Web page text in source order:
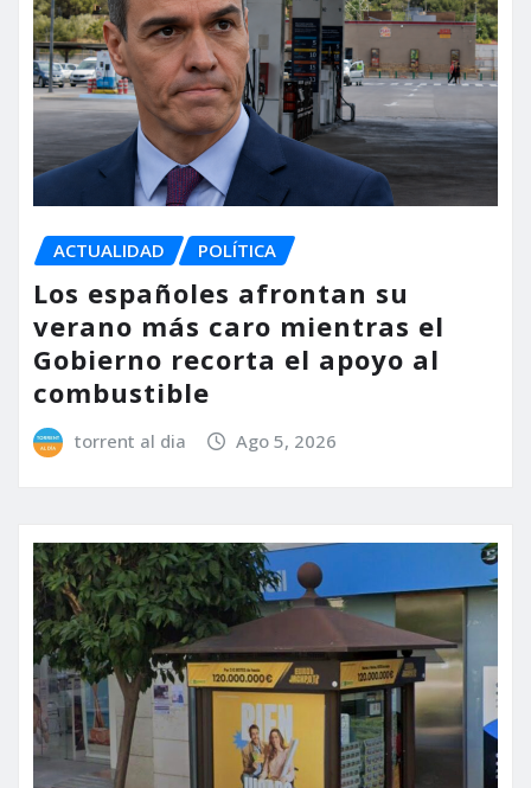
ACTUALIDAD POLÍTICA
Los españoles afrontan su
verano más caro mientras el
Gobierno recorta el apoyo al
combustible
torrent al dia Ago 5, 2026